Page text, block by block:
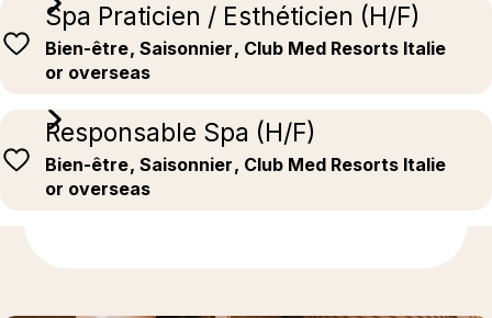
Spa Praticien / Esthéticien (H/F)
Bien-être, Saisonnier, Club Med Resorts Italie
or overseas
Responsable Spa (H/F)
Bien-être, Saisonnier, Club Med Resorts Italie
or overseas